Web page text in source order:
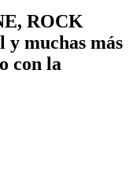
ROCK
muchas más
con la